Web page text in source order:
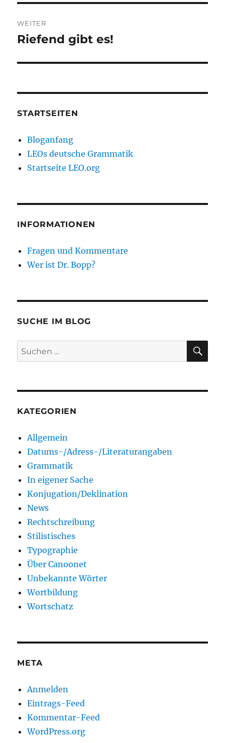
WEITER
Nächster
Riefend gibt es!
STARTSEITEN
Bloganfang
LEOs deutsche Grammatik
Startseite LEO.org
INFORMATIONEN
Fragen und Kommentare
Wer ist Dr. Bopp?
SUCHE IM BLOG
Suchen
nach:
KATEGORIEN
Allgemein
Datums-/Adress-/Literaturangaben
Grammatik
In eigener Sache
Konjugation/Deklination
News
Rechtschreibung
Stilistisches
Typographie
Über Canoonet
Unbekannte Wörter
Wortbildung
Wortschatz
META
Anmelden
Eintrags-Feed
Kommentar-Feed
WordPress.org